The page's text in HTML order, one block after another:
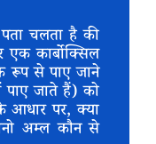
चलता है की
कार्बोक्सिल
रूप से पाए जाने
पाए जाते हैं) को
आधार पर, क्या
अम्ल कौन से